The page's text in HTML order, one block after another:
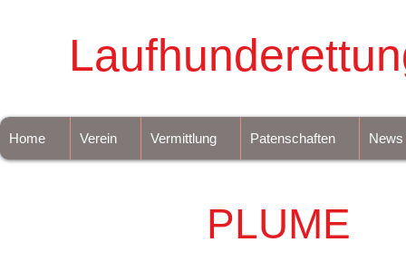
Home Verein Vermittlung Patenschaften News
PLUME